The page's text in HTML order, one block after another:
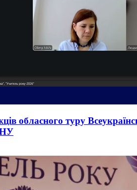
обласного туру